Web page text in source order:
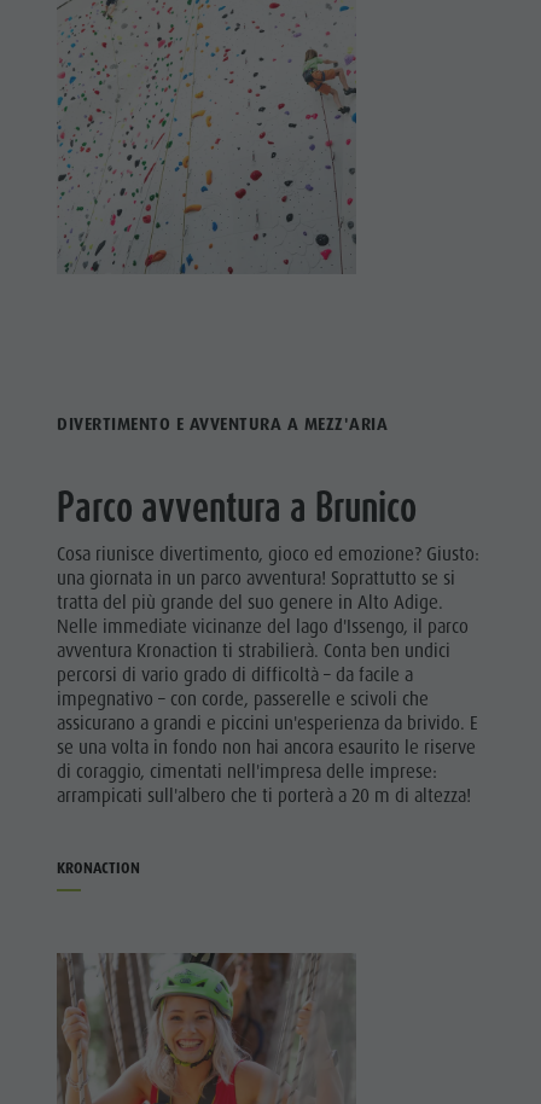
DIVERTIMENTO E AVVENTURA A MEZZ'ARIA
Parco avventura a Brunico
Cosa riunisce divertimento, gioco ed emozione? Giusto:
una giornata in un parco avventura! Soprattutto se si
tratta del più grande del suo genere in Alto Adige.
Nelle immediate vicinanze del lago d'Issengo, il parco
avventura Kronaction ti strabilierà. Conta ben undici
percorsi di vario grado di difficoltà – da facile a
impegnativo – con corde, passerelle e scivoli che
assicurano a grandi e piccini un'esperienza da brivido. E
se una volta in fondo non hai ancora esaurito le riserve
di coraggio, cimentati nell'impresa delle imprese:
arrampicati sull'albero che ti porterà a 20 m di altezza!
KRONACTION